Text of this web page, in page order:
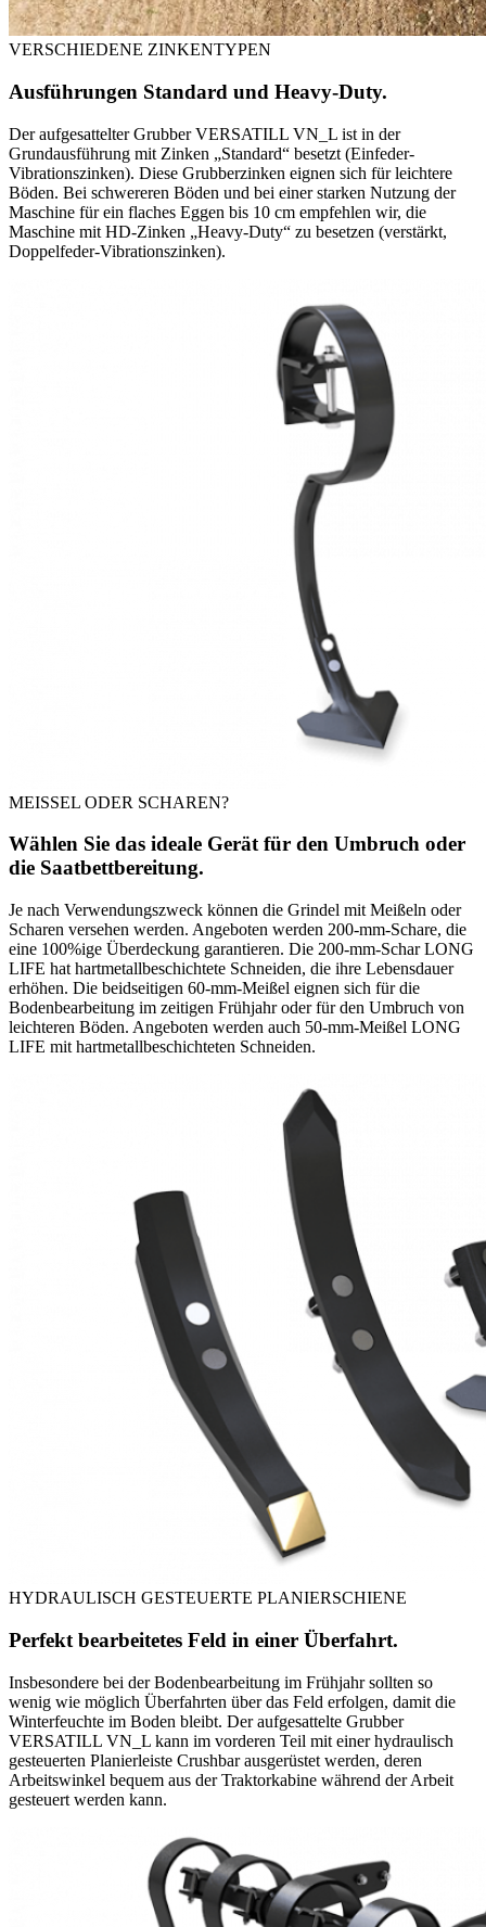
VERSCHIEDENE ZINKENTYPEN
Ausführungen Standard und Heavy-Duty.
Der aufgesattelter Grubber VERSATILL VN_L ist in der
Grundausführung mit Zinken „Standard“ besetzt (Einfeder-
Vibrationszinken). Diese Grubberzinken eignen sich für leichtere
Böden. Bei schwereren Böden und bei einer starken Nutzung der
Maschine für ein flaches Eggen bis 10 cm empfehlen wir, die
Maschine mit HD-Zinken „Heavy-Duty“ zu besetzen (verstärkt,
Doppelfeder-Vibrationszinken).
MEISSEL ODER SCHAREN?
Wählen Sie das ideale Gerät für den Umbruch oder
die Saatbettbereitung.
Je nach Verwendungszweck können die Grindel mit Meißeln oder
Scharen versehen werden. Angeboten werden 200-mm-Schare, die
eine 100%ige Überdeckung garantieren. Die 200-mm-Schar LONG
LIFE hat hartmetallbeschichtete Schneiden, die ihre Lebensdauer
erhöhen. Die beidseitigen 60-mm-Meißel eignen sich für die
Bodenbearbeitung im zeitigen Frühjahr oder für den Umbruch von
leichteren Böden. Angeboten werden auch 50-mm-Meißel LONG
LIFE mit hartmetallbeschichteten Schneiden.
HYDRAULISCH GESTEUERTE PLANIERSCHIENE
Perfekt bearbeitetes Feld in einer Überfahrt.
Insbesondere bei der Bodenbearbeitung im Frühjahr sollten so
wenig wie möglich Überfahrten über das Feld erfolgen, damit die
Winterfeuchte im Boden bleibt. Der aufgesattelte Grubber
VERSATILL VN_L kann im vorderen Teil mit einer hydraulisch
gesteuerten Planierleiste Crushbar ausgerüstet werden, deren
Arbeitswinkel bequem aus der Traktorkabine während der Arbeit
gesteuert werden kann.